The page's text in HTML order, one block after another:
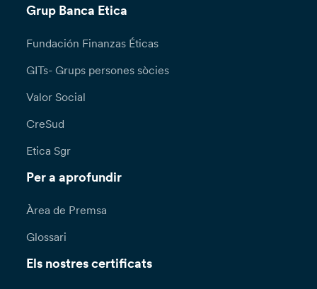
Grup Banca Etica
Fundación Finanzas Éticas
GITs- Grups persones sòcies
Valor Social
CreSud
Etica Sgr
Per a aprofundir
Àrea de Premsa
Glossari
Els nostres certificats